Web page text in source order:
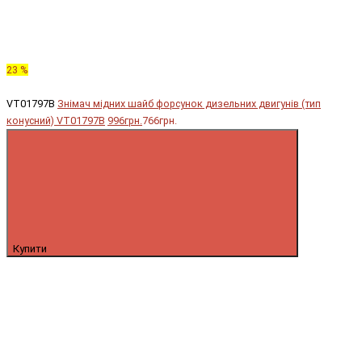
23 %
VT01797B Знімач мідних шайб форсунок дизельних двигунів (тип
конусний) VT01797B 996грн. 766грн.
Купити